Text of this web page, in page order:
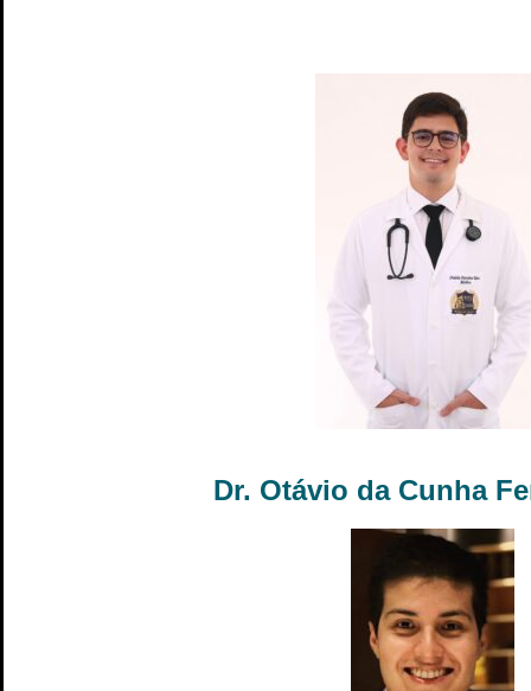
Dr. Otávio da Cunha